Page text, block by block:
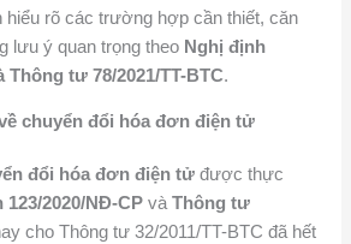
hiểu rõ các trường hợp cần thiết, căn
lưu ý quan trọng theo Nghị định
Thông tư 78/2021/TT-BTC.
chuyển đổi hóa đơn điện tử
đổi hóa đơn điện tửđược thực
123/2020/NĐ-CPvàThông tư
cho Thông tư 32/2011/TT-BTC đã hết